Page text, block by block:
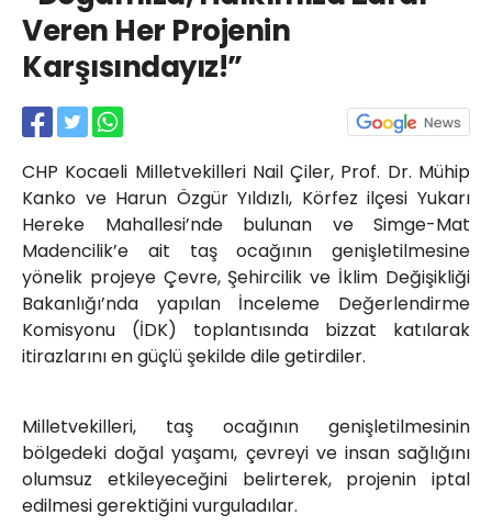
Veren Her Projenin
Karşısındayız!”
CHP Kocaeli Milletvekilleri Nail Çiler, Prof. Dr. Mühip
Kanko ve Harun Özgür Yıldızlı, Körfez ilçesi Yukarı
Hereke Mahallesi’nde bulunan ve Simge-Mat
Madencilik’e ait taş ocağının genişletilmesine
yönelik projeye Çevre, Şehircilik ve İklim Değişikliği
Bakanlığı’nda yapılan İnceleme Değerlendirme
Komisyonu (İDK) toplantısında bizzat katılarak
itirazlarını en güçlü şekilde dile getirdiler.
Milletvekilleri, taş ocağının genişletilmesinin
bölgedeki doğal yaşamı, çevreyi ve insan sağlığını
olumsuz etkileyeceğini belirterek, projenin iptal
edilmesi gerektiğini vurguladılar.
Yahya Kaptan Mahallesi
Akkavaklar Caddesi No:17/4 İzmit-
kocaelisokak@gmail.com